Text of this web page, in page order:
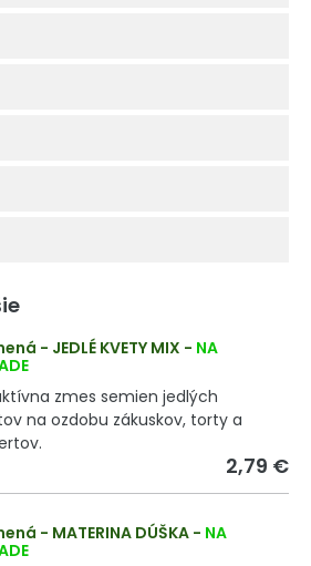
- JEDLÉ KVETY MIX - NA
zmes semien jedlých
na ozdobu zákuskov, torty a
2,79 €
- MATERINA DÚŠKA - NA